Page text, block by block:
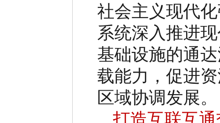
社会主义现代
系统深入推进
基础设施的通
载能力，促进
区域协调发展。